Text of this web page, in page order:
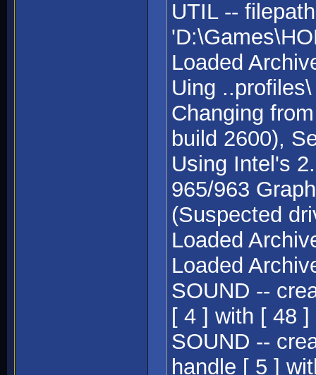
UTIL --
Loaded
Uing
Changing
build 2600),
Using Intel's
965/963
(Suspected
Loaded
Loaded
SOUND --
[ 4 ] with [ 48
SOUND --
handle [ 5 ]